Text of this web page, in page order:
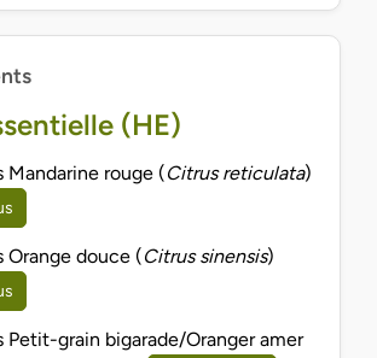
(HE)
Mandarine rouge (Citrus reticulata)
Orange douce (Citrus sinensis)
Petit-grain bigarade/Oranger amer